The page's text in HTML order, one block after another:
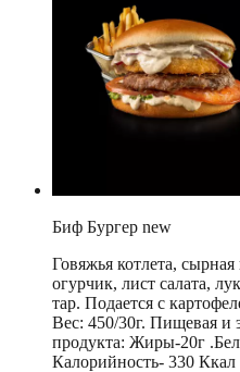
Биф Бургер new
Говяжья котлета,
огурчик, лист салата,
тар. Подается с
Вес: 450/30г. Пищевая и
продукта: Жиры-20г
Калорийность- 330 Ккал